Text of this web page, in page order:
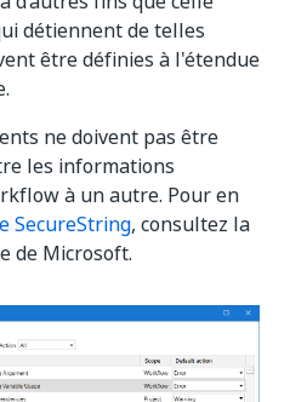
détiennent de telles
être définies à l'étendue
ne doivent pas être
les informations
à un autre. Pour en
SecureString, consultez la
de Microsoft.